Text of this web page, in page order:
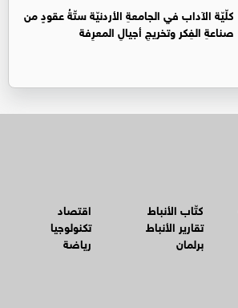
كلّيّة الآداب في الجامعةِ الأردنيّة ستّةُ عقودٍ من
صناعةِ الفِكر وتخريجِ أجيالِ المعرِفة
كتّاب الأنباط
تقارير الأنباط
برلمان
اقتصاد
تكنولوجيا
رياضة